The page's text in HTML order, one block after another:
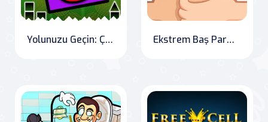
Yolunuzu Geçin: Çılgın Geometri Ekstrem Baş Parmak Güreşi